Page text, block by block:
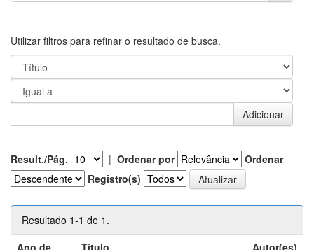
Utilizar filtros para refinar o resultado de busca.
Result./Pág. | Ordenar por
Ordenar
Registro(s)
Resultado 1-1 de 1.
Ano de
Título Autor(es)